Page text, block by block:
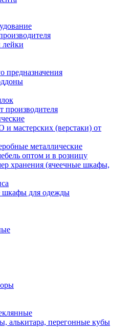
предназначения
производителя
мастерских (верстаки) от
металлические
оптом и в розницу
хранения (ячеечные шкафы,
шкафы для одежды
алькитара, перегонные кубы